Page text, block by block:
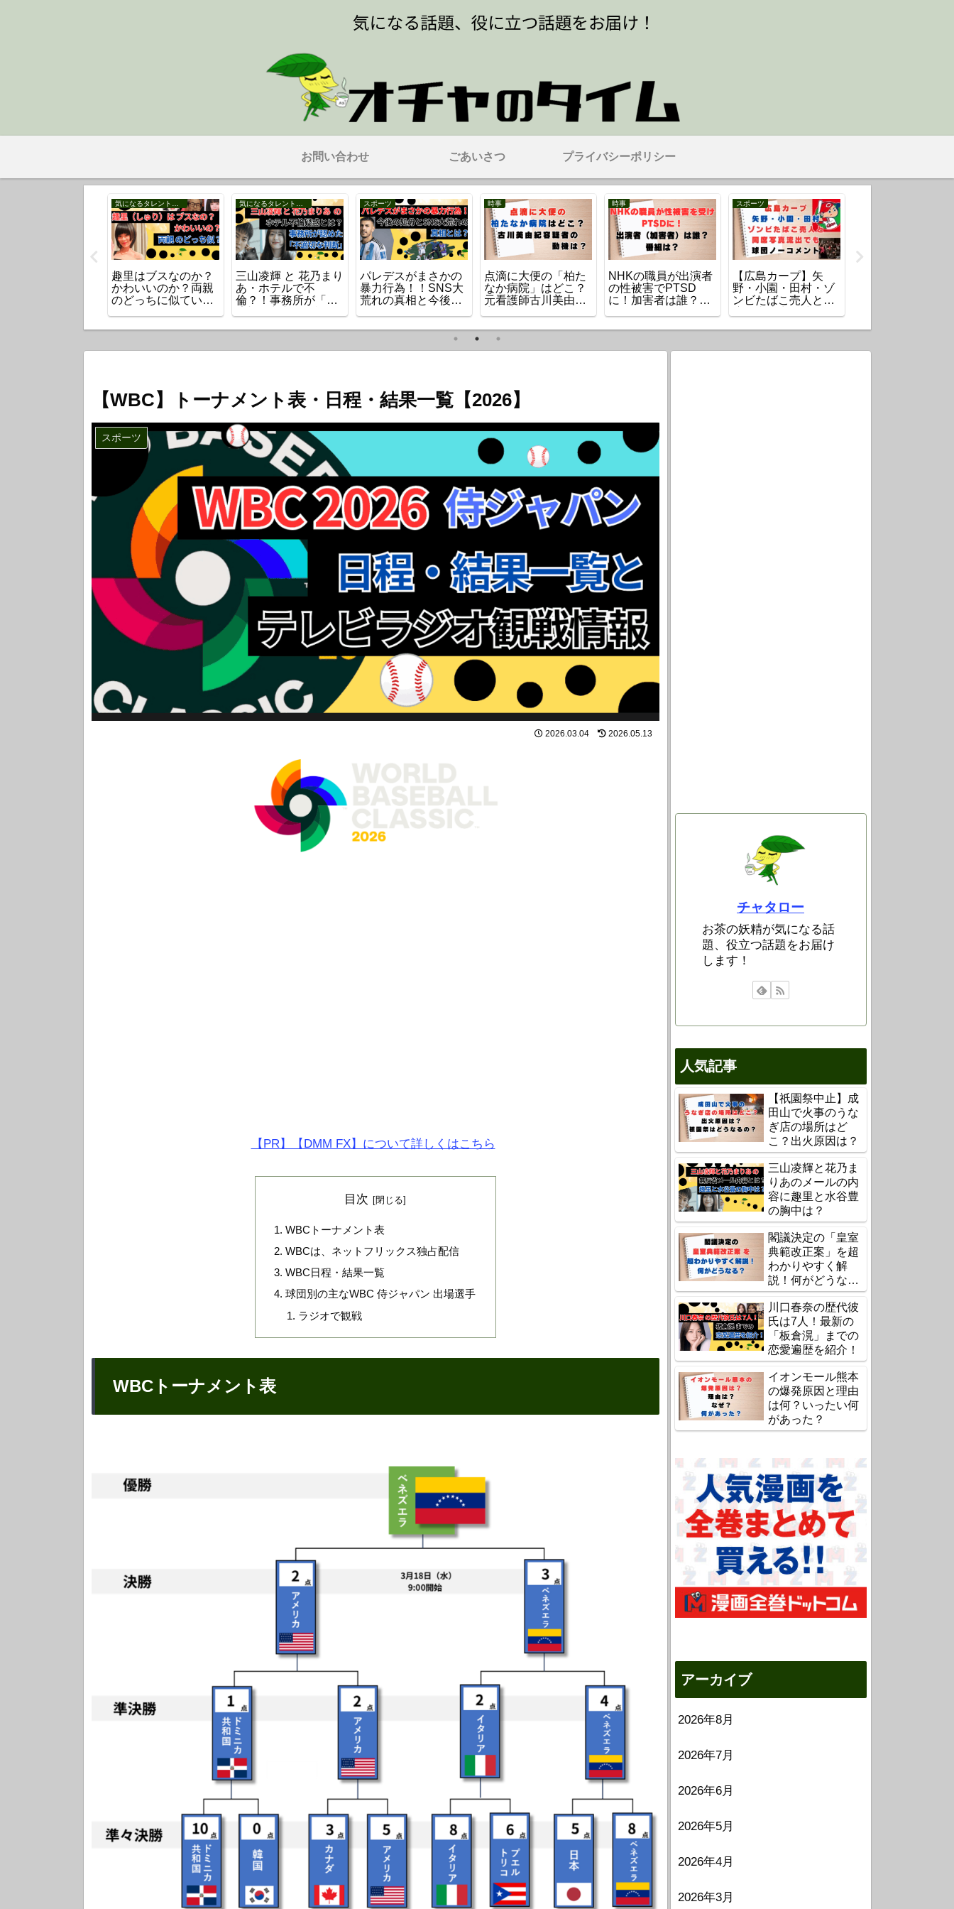
お問い合わせ ごあいさつ プライバシーポリシー
趣里はブスなのか？
かわいいのか？両親
のどっちに似てい
三山凌輝 と 花乃まり
あ・ホテルで不
倫？！事務所が「不
スポーツ
パレデスがまさかの
暴力行為！！SNS大
荒れの真相と今後の
時事
点滴に大便の「柏た
なか病院」はどこ？
元看護師古川美由紀
時事
NHKの職員が出演者
の性被害でPTSD
に！加害者は誰？番
スポーツ
【広島カープ】矢
野・小園・田村・ゾ
ンビたばこ売人と同
【WBC】トーナメント表・日程・結果一覧【2026】
スポーツ
2026.03.04 2026.05.13
【PR】【DMM FX】について詳しくはこちら
目次
WBCトーナメント表
WBCは、ネットフリックス独占配信
WBC日程・結果一覧
球団別の主なWBC 侍ジャパン 出場選手
ラジオで観戦
WBCトーナメント表
チャタロー
お茶の妖精が気になる話
題、役立つ話題をお届け
します！
人気記事
【祇園祭中止】成
田山で火事のうな
ぎ店の場所はど
こ？出火原因は？
三山凌輝と花乃ま
りあのメールの内
容に趣里と水谷豊
の胸中は？
閣議決定の「皇室
典範改正案」を超
わかりやすく解
説！何がどうな
る？
川口春奈の歴代彼
氏は7人！最新の
「板倉滉」までの
恋愛遍歴を紹介！
イオンモール熊本
の爆発原因と理由
は何？いったい何
があった？
アーカイブ
2026年8月
2026年7月
2026年6月
2026年5月
2026年4月
2026年3月